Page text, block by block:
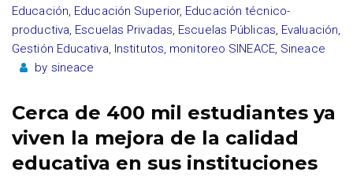
Educación, Educación Superior, Educación técnico-
productiva, Escuelas Privadas, Escuelas Públicas, Evaluación,
Gestión Educativa, Institutos, monitoreo SINEACE, Sineace
by sineace
Cerca de 400 mil estudiantes ya
viven la mejora de la calidad
educativa en sus instituciones